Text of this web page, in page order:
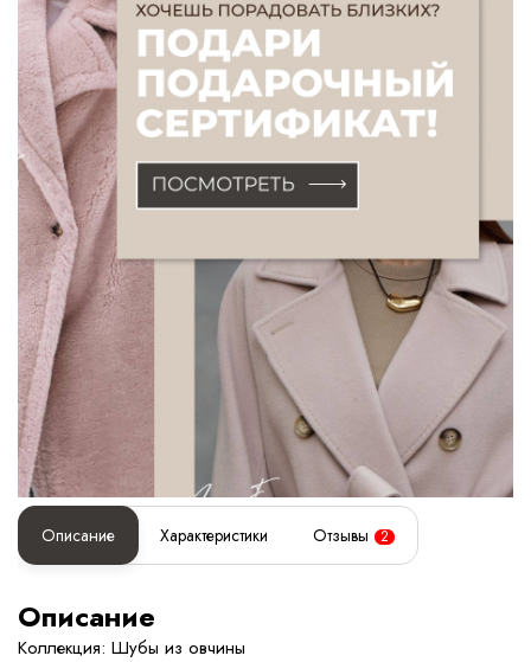
Описание Характеристики Отзывы 2
Описание
Коллекция: Шубы из овчины